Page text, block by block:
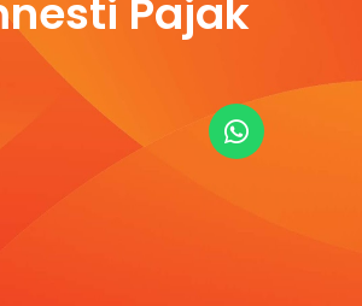
Pajak